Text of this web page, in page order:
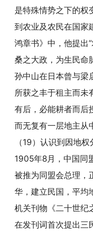
是特殊情势之下的权
到农业及农民在国家
鸿章书》中，他提出
桑之大政，为生民命
孙中山在日本曾与梁
所获之丰于租主而未
有后，必能耕者而后
而无复有一层地主从
（19）认识到因地
1905年8月，中国同
被推为同盟会总理，
华，建立民国，平均
机关刊物《二十世纪
在发刊词首次提出三